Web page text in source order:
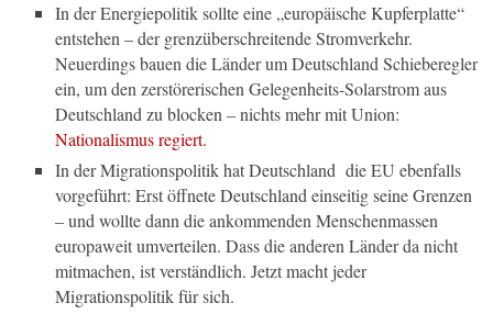
In der Energiepolitik sollte eine „europäische Kupferplatte“
entstehen – der grenzüberschreitende Stromverkehr.
Neuerdings bauen die Länder um Deutschland Schieberegler
ein, um den zerstörerischen Gelegenheits-Solarstrom aus
Deutschland zu blocken – nichts mehr mit Union:
Nationalismus regiert.
In der Migrationspolitik hat Deutschland die EU ebenfalls
vorgeführt: Erst öffnete Deutschland einseitig seine Grenzen
– und wollte dann die ankommenden Menschenmassen
europaweit umverteilen. Dass die anderen Länder da nicht
mitmachen, ist verständlich. Jetzt macht jeder
Migrationspolitik für sich.